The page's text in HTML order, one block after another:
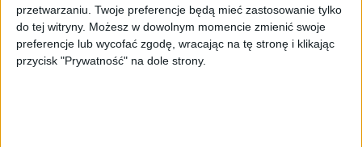
przetwarzaniu. Twoje preferencje będą mieć zastosowanie tylko
do tej witryny. Możesz w dowolnym momencie zmienić swoje
preferencje lub wycofać zgodę, wracając na tę stronę i klikając
przycisk "Prywatność" na dole strony.